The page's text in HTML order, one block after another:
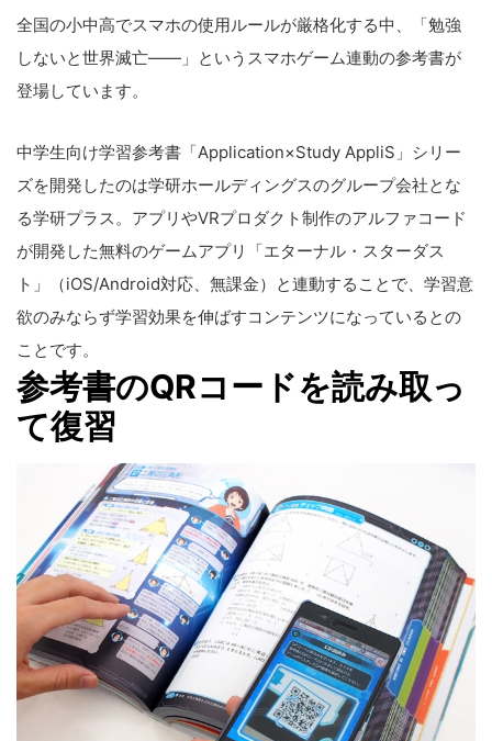
全国の小中高でスマホの使用ルールが厳格化する中、「勉強
しないと世界滅亡――」というスマホゲーム連動の参考書が
登場しています。
中学生向け学習参考書「Application×Study AppliS」シリー
ズを開発したのは学研ホールディングスのグループ会社とな
る学研プラス。アプリやVRプロダクト制作のアルファコード
が開発した無料のゲームアプリ「エターナル・スターダス
ト」（iOS/Android対応、無課金）と連動することで、学習意
欲のみならず学習効果を伸ばすコンテンツになっているとの
ことです。
参考書のQRコードを読み取っ
て復習